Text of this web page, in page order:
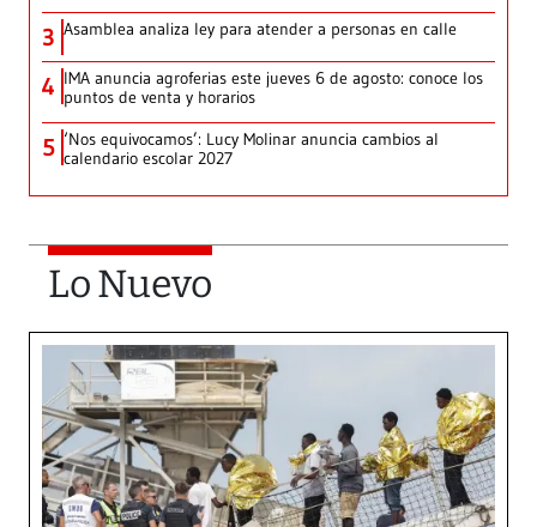
3 Asamblea analiza ley para atender a personas en calle
4 IMA anuncia agroferias este jueves 6 de agosto: conoce los
puntos de venta y horarios
5 ‘Nos equivocamos’: Lucy Molinar anuncia cambios al
calendario escolar 2027
Lo Nuevo